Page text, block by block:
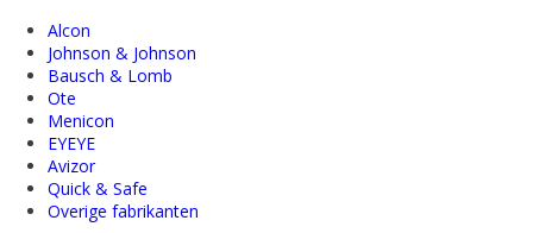
Alcon
Johnson & Johnson
Bausch & Lomb
Ote
Menicon
EYEYE
Avizor
Quick & Safe
Overige fabrikanten